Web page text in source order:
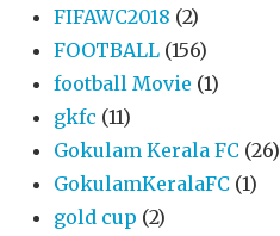
FIFAWC2018 (2)
FOOTBALL (156)
football Movie (1)
gkfc (11)
Gokulam Kerala FC (26)
GokulamKeralaFC (1)
gold cup (2)